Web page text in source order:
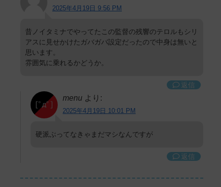
2025年4月19日 9:56 PM
昔ノイタミナでやってたこの監督の残響のテロルもシリ
アスに見せかけたガバガバ設定だったので中身は無いと
思います。
雰囲気に乗れるかどうか。
返信
menu より:
2025年4月19日 10:01 PM
硬派ぶってなきゃまだマシなんですが
返信